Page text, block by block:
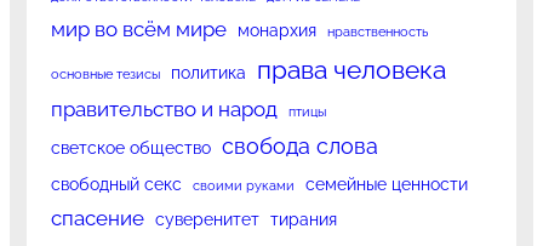
мир во всём мире монархия нравственность
основные тезисы политика права человека
правительство и народ птицы
светское общество свобода слова
свободный секс своими руками семейные ценности
спасение суверенитет тирания